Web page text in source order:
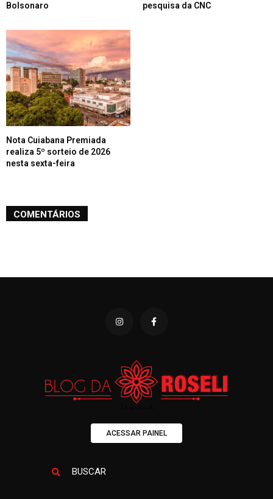
Bolsonaro
pesquisa da CNC
Nota Cuiabana Premiada
realiza 5º sorteio de 2026
nesta sexta-feira
COMENTÁRIOS
ACESSAR PAINEL
BUSCAR